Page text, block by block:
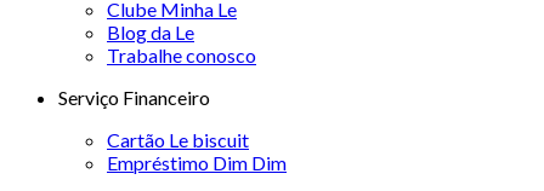
Clube Minha Le
Blog da Le
Trabalhe conosco
Serviço Financeiro
Cartão Le biscuit
Empréstimo Dim Dim